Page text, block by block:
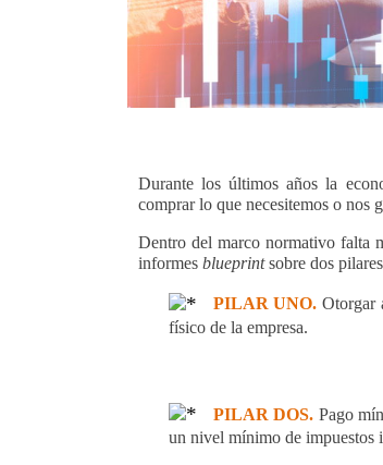
Durante los últimos años la
comprar lo que necesitemos o nos
Dentro del marco normativo falta
informes blueprintsobre dos
PILAR UNO. Otorgar
físico de la empresa.
PILAR DOS. Pago
un nivel mínimo de impuestos